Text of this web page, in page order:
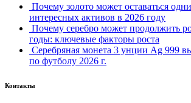
Почему золото может оставаться
интересных активов в 2026 году
Почему серебро может продолжить
годы: ключевые факторы роста
Серебряная монета 3 унции Ag 999
по футболу 2026 г.
Контакты